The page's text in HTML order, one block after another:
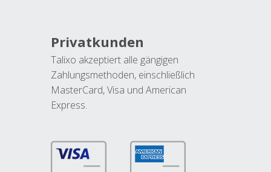
Privatkunden
Talixo akzeptiert alle gängigen
Zahlungsmethoden, einschließlich
MasterCard, Visa und American
Express.